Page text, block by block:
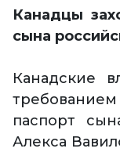
Канадцы
сына
Канадские
паспорт
Алекса